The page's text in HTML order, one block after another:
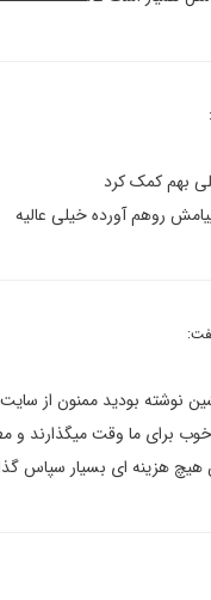
بهم کمک کرد
روهم آورده خیلی عالیه
نوشته بودید ممنون از
خوب برای ما وقت میگذارند و
هیچ هزینه ای بسیار سپاس